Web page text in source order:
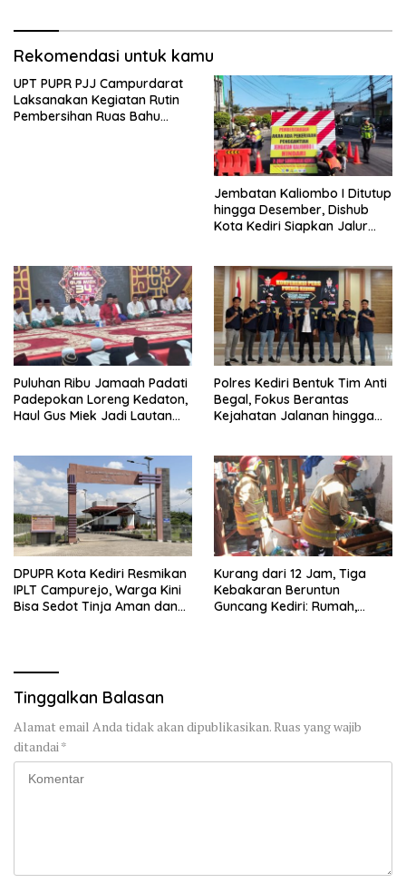
Rekomendasi untuk kamu
UPT PUPR PJJ Campurdarat
Laksanakan Kegiatan Rutin
Pembersihan Ruas Bahu
Jembatan Kaliombo I Ditutup
hingga Desember, Dishub
Kota Kediri Siapkan Jalur
Puluhan Ribu Jamaah Padati
Padepokan Loreng Kedaton,
Haul Gus Miek Jadi Lautan
Polres Kediri Bentuk Tim Anti
Begal, Fokus Berantas
Kejahatan Jalanan hingga
DPUPR Kota Kediri Resmikan
IPLT Campurejo, Warga Kini
Bisa Sedot Tinja Aman dan
Kurang dari 12 Jam, Tiga
Kebakaran Beruntun
Guncang Kediri: Rumah,
Tinggalkan Balasan
Alamat email Anda tidak akan dipublikasikan.Ruas yang wajib
ditandai*